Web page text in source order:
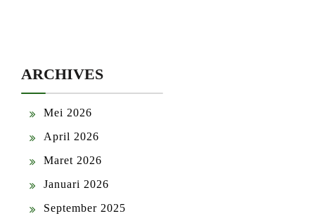
ARCHIVES
Mei 2026
April 2026
Maret 2026
Januari 2026
September 2025